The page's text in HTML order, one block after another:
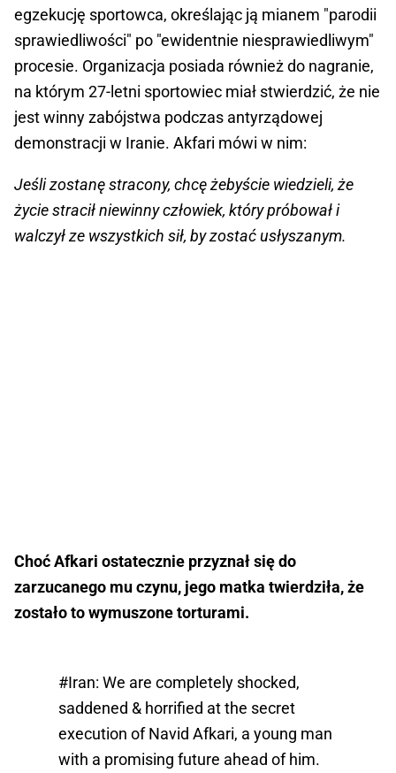
egzekucję sportowca, określając ją mianem "parodii
sprawiedliwości" po "ewidentnie niesprawiedliwym"
procesie. Organizacja posiada również do nagranie,
na którym 27-letni sportowiec miał stwierdzić, że nie
jest winny zabójstwa podczas antyrządowej
demonstracji w Iranie. Akfari mówi w nim:
Jeśli zostanę stracony, chcę żebyście wiedzieli, że
życie stracił niewinny człowiek, który próbował i
walczył ze wszystkich sił, by zostać usłyszanym.
Choć Afkari ostatecznie przyznał się do
zarzucanego mu czynu, jego matka twierdziła, że
zostało to wymuszone torturami.
#Iran: We are completely shocked,
saddened & horrified at the secret
execution of Navid Afkari, a young man
with a promising future ahead of him.